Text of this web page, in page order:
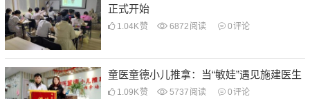
正式开始
1.04K 赞 6872 阅读 0评论
童医童德小儿推拿：当“敏娃”遇见施建医生
1.09K赞 5737 阅读 0评论